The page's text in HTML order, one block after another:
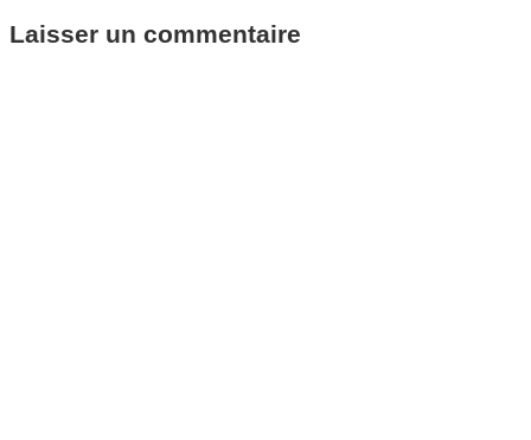
Laisser un commentaire